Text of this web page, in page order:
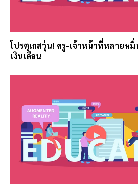
โปรตุเกสวุ่น! ครู-เจ้าหน้าที่หลายห
เงินเดือน